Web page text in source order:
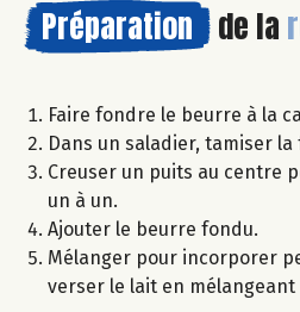
Préparation de la
Faire fondre le beurre à la
Dans un saladier, tamiser
Creuser un puits au centre
un à un.
Ajouter le beurre fondu.
Mélanger pour incorporer
verser le lait en mélangeant